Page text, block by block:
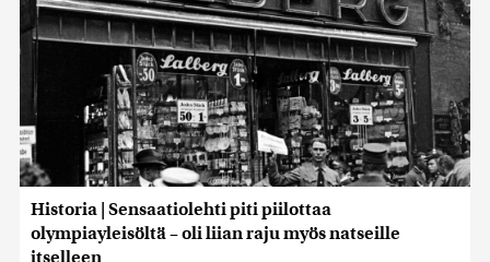
Historia | Sensaatiolehti piti piilottaa
olympiayleisöltä – oli liian raju myös natseille